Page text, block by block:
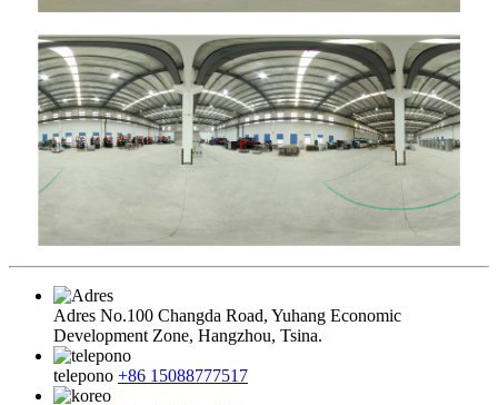
Adres No.100 Changda Road, Yuhang Economic
Development Zone, Hangzhou, Tsina.
telepono +86 15088777517